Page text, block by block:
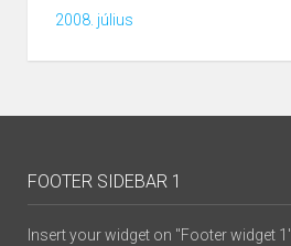
2008. július
FOOTER SIDEBAR 1
Insert your widget on "Footer widget